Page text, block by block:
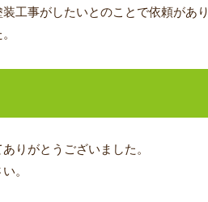
工事がしたいとのことで依頼があり
りがとうございました。
。